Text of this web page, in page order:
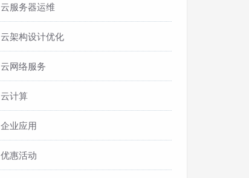
云服务器运维
云架构设计优化
云网络服务
云计算
企业应用
优惠活动